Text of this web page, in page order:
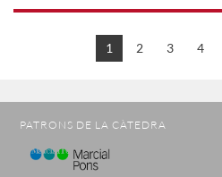
1 2 3 4
PATRONS DE LA CÀTEDRA